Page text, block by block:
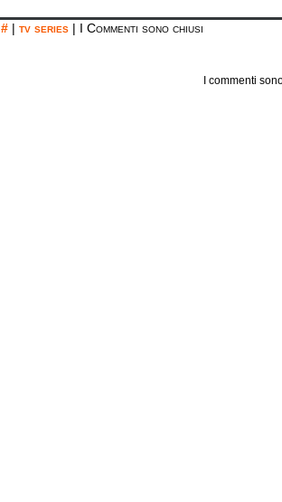
# | tv series | I Commenti sono chiusi
I commenti